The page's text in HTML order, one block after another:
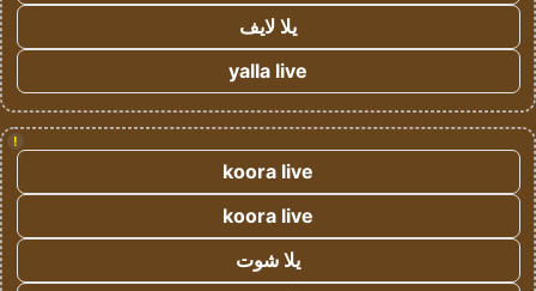
يلا لايف
yalla live
!
koora live
koora live
يلا شوت